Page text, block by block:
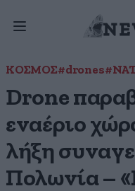
ΚΟΣΜΟΣ#drones
Drone
εναέριο
λήξη
Πολωνία –